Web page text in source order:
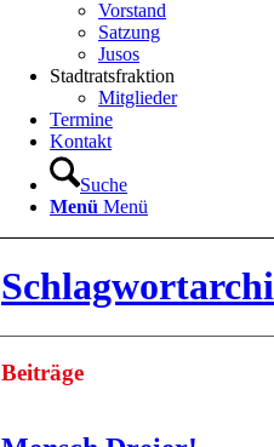
Vorstand
Satzung
Jusos
Stadtratsfraktion
Mitglieder
Termine
Kontakt
Suche
Menü Menü
Beiträge